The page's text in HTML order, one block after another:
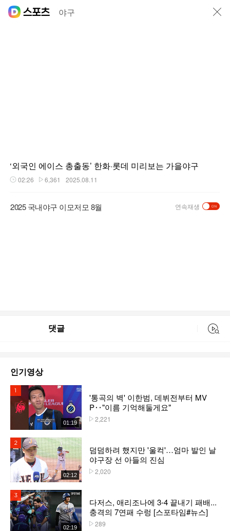
야구
‘외국인 에이스 총출동’ 한화·롯데 미리보는 가을야구
02:26 6,361 2025.08.11
2025 국내야구 이모저모 8월 연속재생
댓글
인기영상
01:19
'통곡의 벽' 이한범, 데뷔전부터 MV
P‥"이름 기억해둘게요"
2,221
02:12
덤덤하려 했지만 '울컥'…엄마 발인 날
야구장 선 아들의 진심
2,020
02:19
다저스, 애리조나에 3-4 끝내기 패배...
충격의 7연패 수렁 [스포타임#뉴스]
289